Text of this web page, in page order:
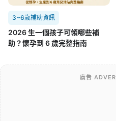
3~6歲補助資訊
2026 生一個孩子可領哪些補
助？懷孕到 6 歲完整指南
廣告